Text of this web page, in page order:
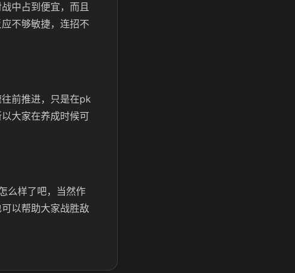
中占到便宜，而且
不够敏捷，连招不
前推进，只是在pk
大家在养成时候可
么样了吧，当然作
以帮助大家战胜敌